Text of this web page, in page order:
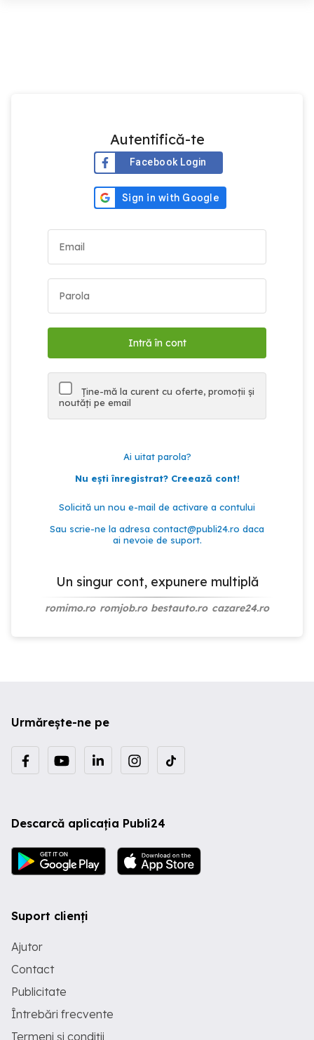
Autentifică-te
Facebook Login
Ține-mă la curent cu oferte, promoții și
noutăți pe email
Ai uitat parola?
Nu ești înregistrat? Creează cont!
Solicită un nou e-mail de activare a contului
Sau scrie-ne la adresa contact@publi24.ro daca
ai nevoie de suport.
Un singur cont, expunere multiplă
romimo.ro romjob.ro bestauto.ro cazare24.ro
Urmărește-ne pe
Descarcă aplicația Publi24
Suport clienți
Ajutor
Contact
Publicitate
Întrebări frecvente
Termeni și condiții